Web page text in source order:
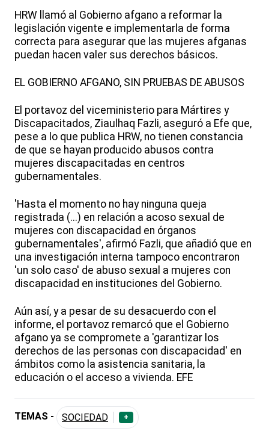
HRW llamó al Gobierno afgano a reformar la
legislación vigente e implementarla de forma
correcta para asegurar que las mujeres afganas
puedan hacen valer sus derechos básicos.
EL GOBIERNO AFGANO, SIN PRUEBAS DE ABUSOS
El portavoz del viceministerio para Mártires y
Discapacitados, Ziaulhaq Fazli, aseguró a Efe que,
pese a lo que publica HRW, no tienen constancia
de que se hayan producido abusos contra
mujeres discapacitadas en centros
gubernamentales.
'Hasta el momento no hay ninguna queja
registrada (...) en relación a acoso sexual de
mujeres con discapacidad en órganos
gubernamentales', afirmó Fazli, que añadió que en
una investigación interna tampoco encontraron
'un solo caso' de abuso sexual a mujeres con
discapacidad en instituciones del Gobierno.
Aún así, y a pesar de su desacuerdo con el
informe, el portavoz remarcó que el Gobierno
afgano ya se compromete a 'garantizar los
derechos de las personas con discapacidad' en
ámbitos como la asistencia sanitaria, la
educación o el acceso a vivienda. EFE
TEMAS - SOCIEDAD +